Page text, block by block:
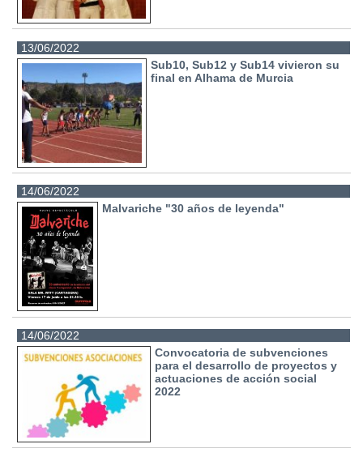
13/06/2022
Sub10, Sub12 y Sub14 vivieron su
final en Alhama de Murcia
14/06/2022
Malvariche "30 años de leyenda"
14/06/2022
Convocatoria de subvenciones
para el desarrollo de proyectos y
actuaciones de acción social
2022